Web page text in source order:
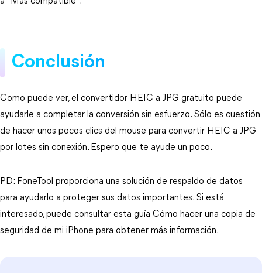
Conclusión
Como puede ver, el convertidor HEIC a JPG gratuito puede
ayudarle a completar la conversión sin esfuerzo. Sólo es cuestión
de hacer unos pocos clics del mouse para convertir HEIC a JPG
por lotes sin conexión. Espero que te ayude un poco.
PD: FoneTool proporciona una solución de respaldo de datos
para ayudarlo a proteger sus datos importantes. Si está
interesado, puede consultar esta guía Cómo hacer una copia de
seguridad de mi iPhone para obtener más información.